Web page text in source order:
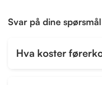
Svar på dine spørsmål
Hva koster